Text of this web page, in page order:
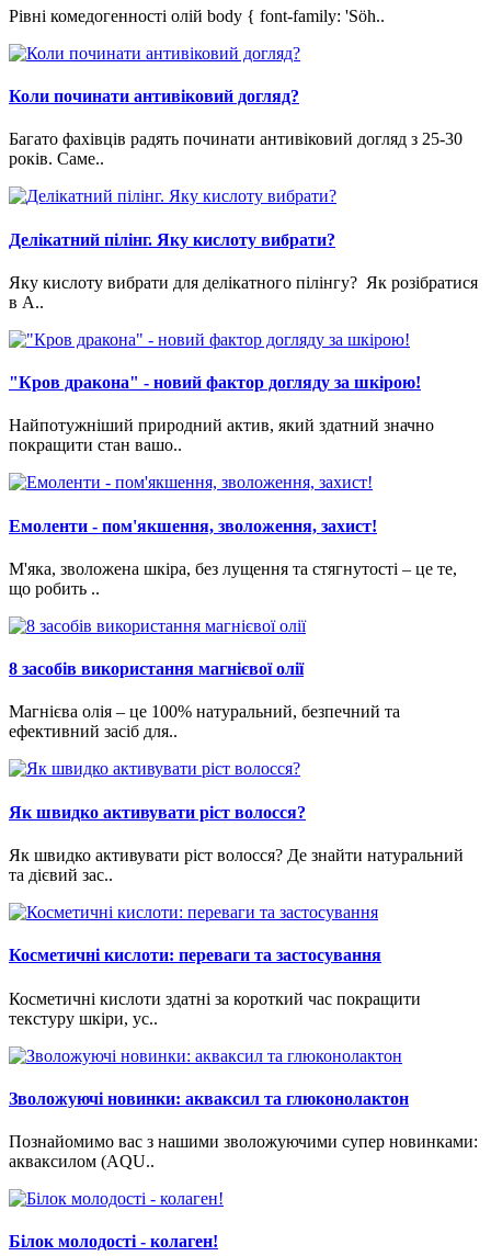
Рівні комедогенності олій body { font-family: 'Söh..
Коли починати антивіковий догляд?
Багато фахівців радять починати антивіковий догляд з 25-30
років. Саме..
Делікатний пілінг. Яку кислоту вибрати?
Яку кислоту вибрати для делікатного пілінгу? Як розібратися
в A..
"Кров дракона" - новий фактор догляду за шкірою!
Найпотужніший природний актив, який здатний значно
покращити стан вашо..
Емоленти - пом'якшення, зволоження, захист!
М'яка, зволожена шкіра, без лущення та стягнутості – це те,
що робить ..
8 засобів використання магнієвої олії
Магнієва олія – це 100% натуральний, безпечний та
ефективний засіб для..
Як швидко активувати ріст волосся?
Як швидко активувати ріст волосся? Де знайти натуральний
та дієвий зас..
Косметичні кислоти: переваги та застосування
Косметичні кислоти здатні за короткий час покращити
текстуру шкіри, ус..
Зволожуючі новинки: акваксил та глюконолактон
Познайомимо вас з нашими зволожуючими супер новинками:
акваксилом (AQU..
Білок молодості - колаген!